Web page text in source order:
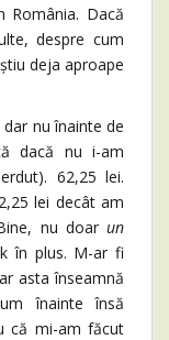
România. Dacă
despre cum
deja aproape
nu înainte de
dacă nu i-am
62,25 lei.
lei decât am
nu doar un
în plus. M-ar fi
asta înseamnă
înainte însă
că mi-am făcut